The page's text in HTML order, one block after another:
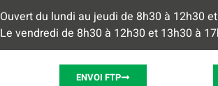
Ouvert du lundi au jeudi de 8h30 à 12h30
Le vendredi de 8h30 à 12h30 et 13h30 à
ENVOI FTP